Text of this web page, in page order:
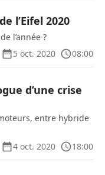
l’Eifel 2020
l’année ?
5 oct. 2020
08:00
d’une crise
entre hybride
4 oct. 2020
18:00